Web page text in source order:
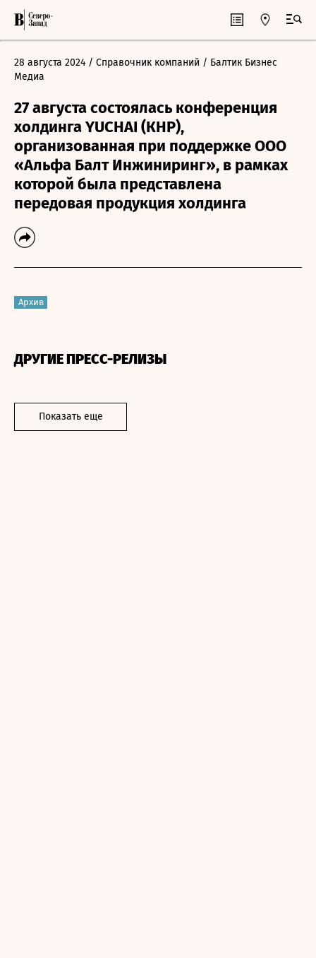
28 августа 2024 / Справочник компаний / Балтик Бизнес
Медиа
27 августа состоялась конференция
холдинга YUCHAI (КНР),
организованная при поддержке ООО
«Альфа Балт Инжиниринг», в рамках
которой была представлена
передовая продукция холдинга
Архив
ДРУГИЕ ПРЕСС-РЕЛИЗЫ
Показать еще